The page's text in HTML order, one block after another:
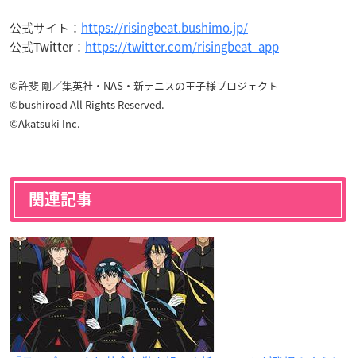
公式サイト： https://risingbeat.bushimo.jp/
公式Twitter： https://twitter.com/risingbeat_app
©許斐 剛／集英社・NAS・新テニスの王子様プロジェクト
©bushiroad All Rights Reserved.
©Akatsuki Inc.
関連記事